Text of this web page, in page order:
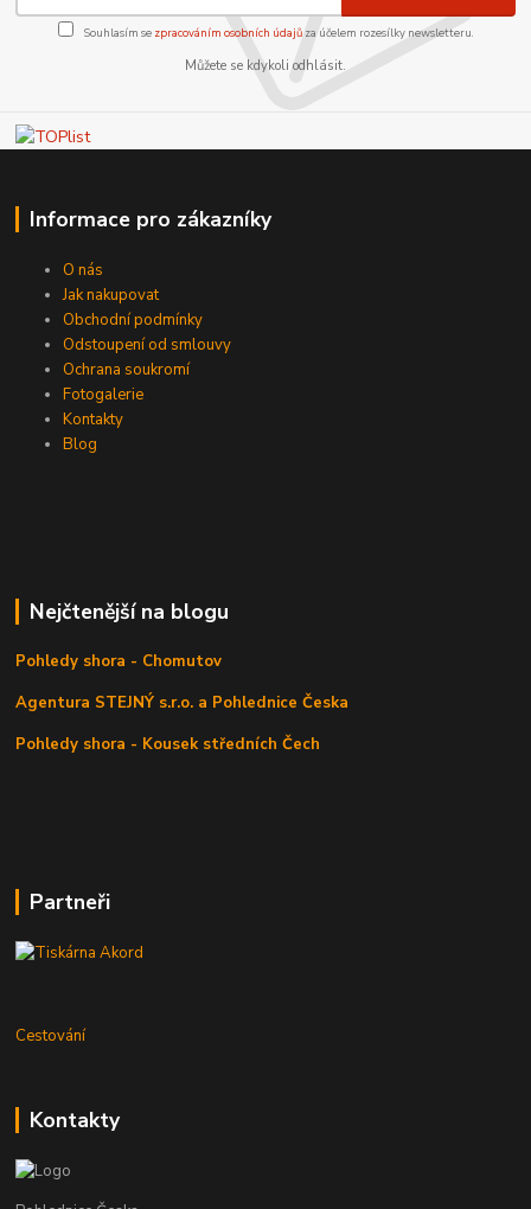
Souhlasím se zpracováním osobních údajůza účelem rozesílky newsletteru.
Můžete se kdykoli odhlásit.
Informace pro zákazníky
O nás
Jak nakupovat
Obchodní podmínky
Odstoupení od smlouvy
Ochrana soukromí
Fotogalerie
Kontakty
Blog
Nejčtenější na blogu
Pohledy shora - Chomutov
Agentura STEJNÝ s.r.o. a Pohlednice Česka
Pohledy shora - Kousek středních Čech
Partneři
Cestování
Kontakty